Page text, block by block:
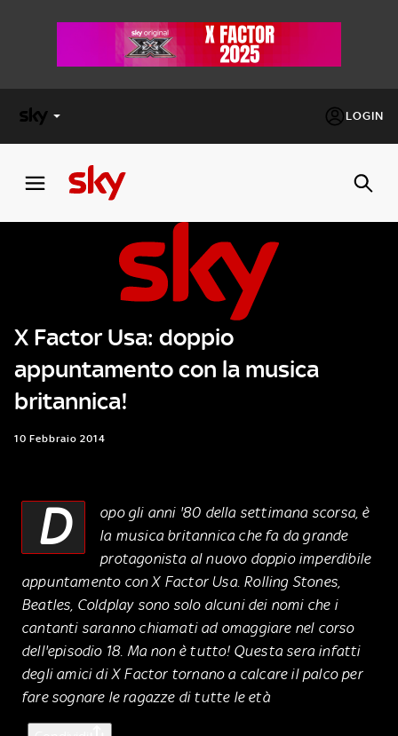
LOGIN
FACTOR
Cos’altro vedere:
PROGRAMMI SKY
Un mondo di offerte:
SKY.IT
NOW
X Factor Usa: doppio
appuntamento con la musica
britannica!
10 Febbraio 2014
D
opo gli anni '80 della settimana scorsa, è
la musica britannica che fa da grande
protagonista al nuovo doppio imperdibile
appuntamento con X Factor Usa. Rolling Stones,
Beatles, Coldplay sono solo alcuni dei nomi che i
cantanti saranno chiamati ad omaggiare nel corso
dell'episodio 18. Ma non è tutto! Questa sera infatti
degli amici di X Factor tornano a calcare il palco per
fare sognare le ragazze di tutte le età